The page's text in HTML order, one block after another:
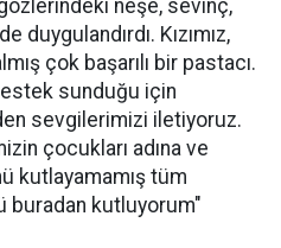
neşe, sevinç,
Kızımız,
çok başarılı bir pastacı.
sunduğu için
sevgilerimizi iletiyoruz.
çocukları adına ve
kutlayamamış tüm
buradan kutluyorum"